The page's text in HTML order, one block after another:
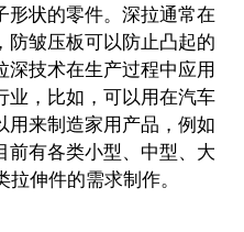
形状的零件。深拉通常在
防皱压板可以防止凸起的
技术在生产过程中应用
业，比如，可以用在汽车
用来制造家用产品，例如
前有各类小型、中型、大
伸件的需求制作。